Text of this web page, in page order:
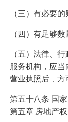
（三）有必要
（四）有足够
（五）法律、
服务机构，应
营业执照后，方
第五十八条 国
第五章 房地产